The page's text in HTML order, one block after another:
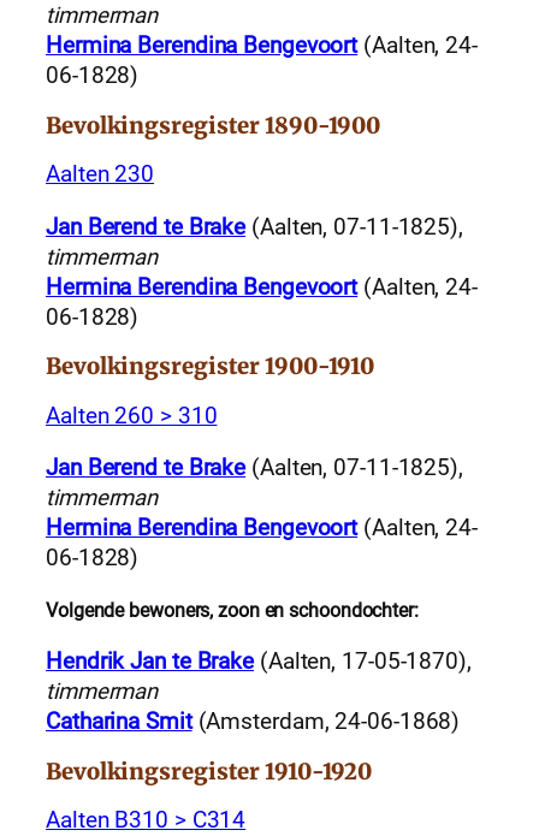
timmerman
Hermina Berendina Bengevoort(Aalten, 24-
06-1828)
Bevolkingsregister 1890-1900
Aalten 230
Jan Berend te Brake(Aalten, 07-11-1825),
timmerman
Hermina Berendina Bengevoort(Aalten, 24-
06-1828)
Bevolkingsregister 1900-1910
Aalten 260 > 310
Jan Berend te Brake(Aalten, 07-11-1825),
timmerman
Hermina Berendina Bengevoort(Aalten, 24-
06-1828)
Volgende bewoners, zoon en schoondochter:
Hendrik Jan te Brake(Aalten, 17-05-1870),
timmerman
Catharina Smit(Amsterdam, 24-06-1868)
Bevolkingsregister 1910-1920
Aalten B310 > C314